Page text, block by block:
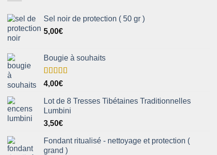
Sel noir de protection ( 50 gr )
5,00€
Bougie à souhaits
Note5.00
sur 5
4,00€
Lot de 8 Tresses Tibétaines Traditionnelles
Lumbini
3,50€
Fondant ritualisé - nettoyage et protection (
grand )